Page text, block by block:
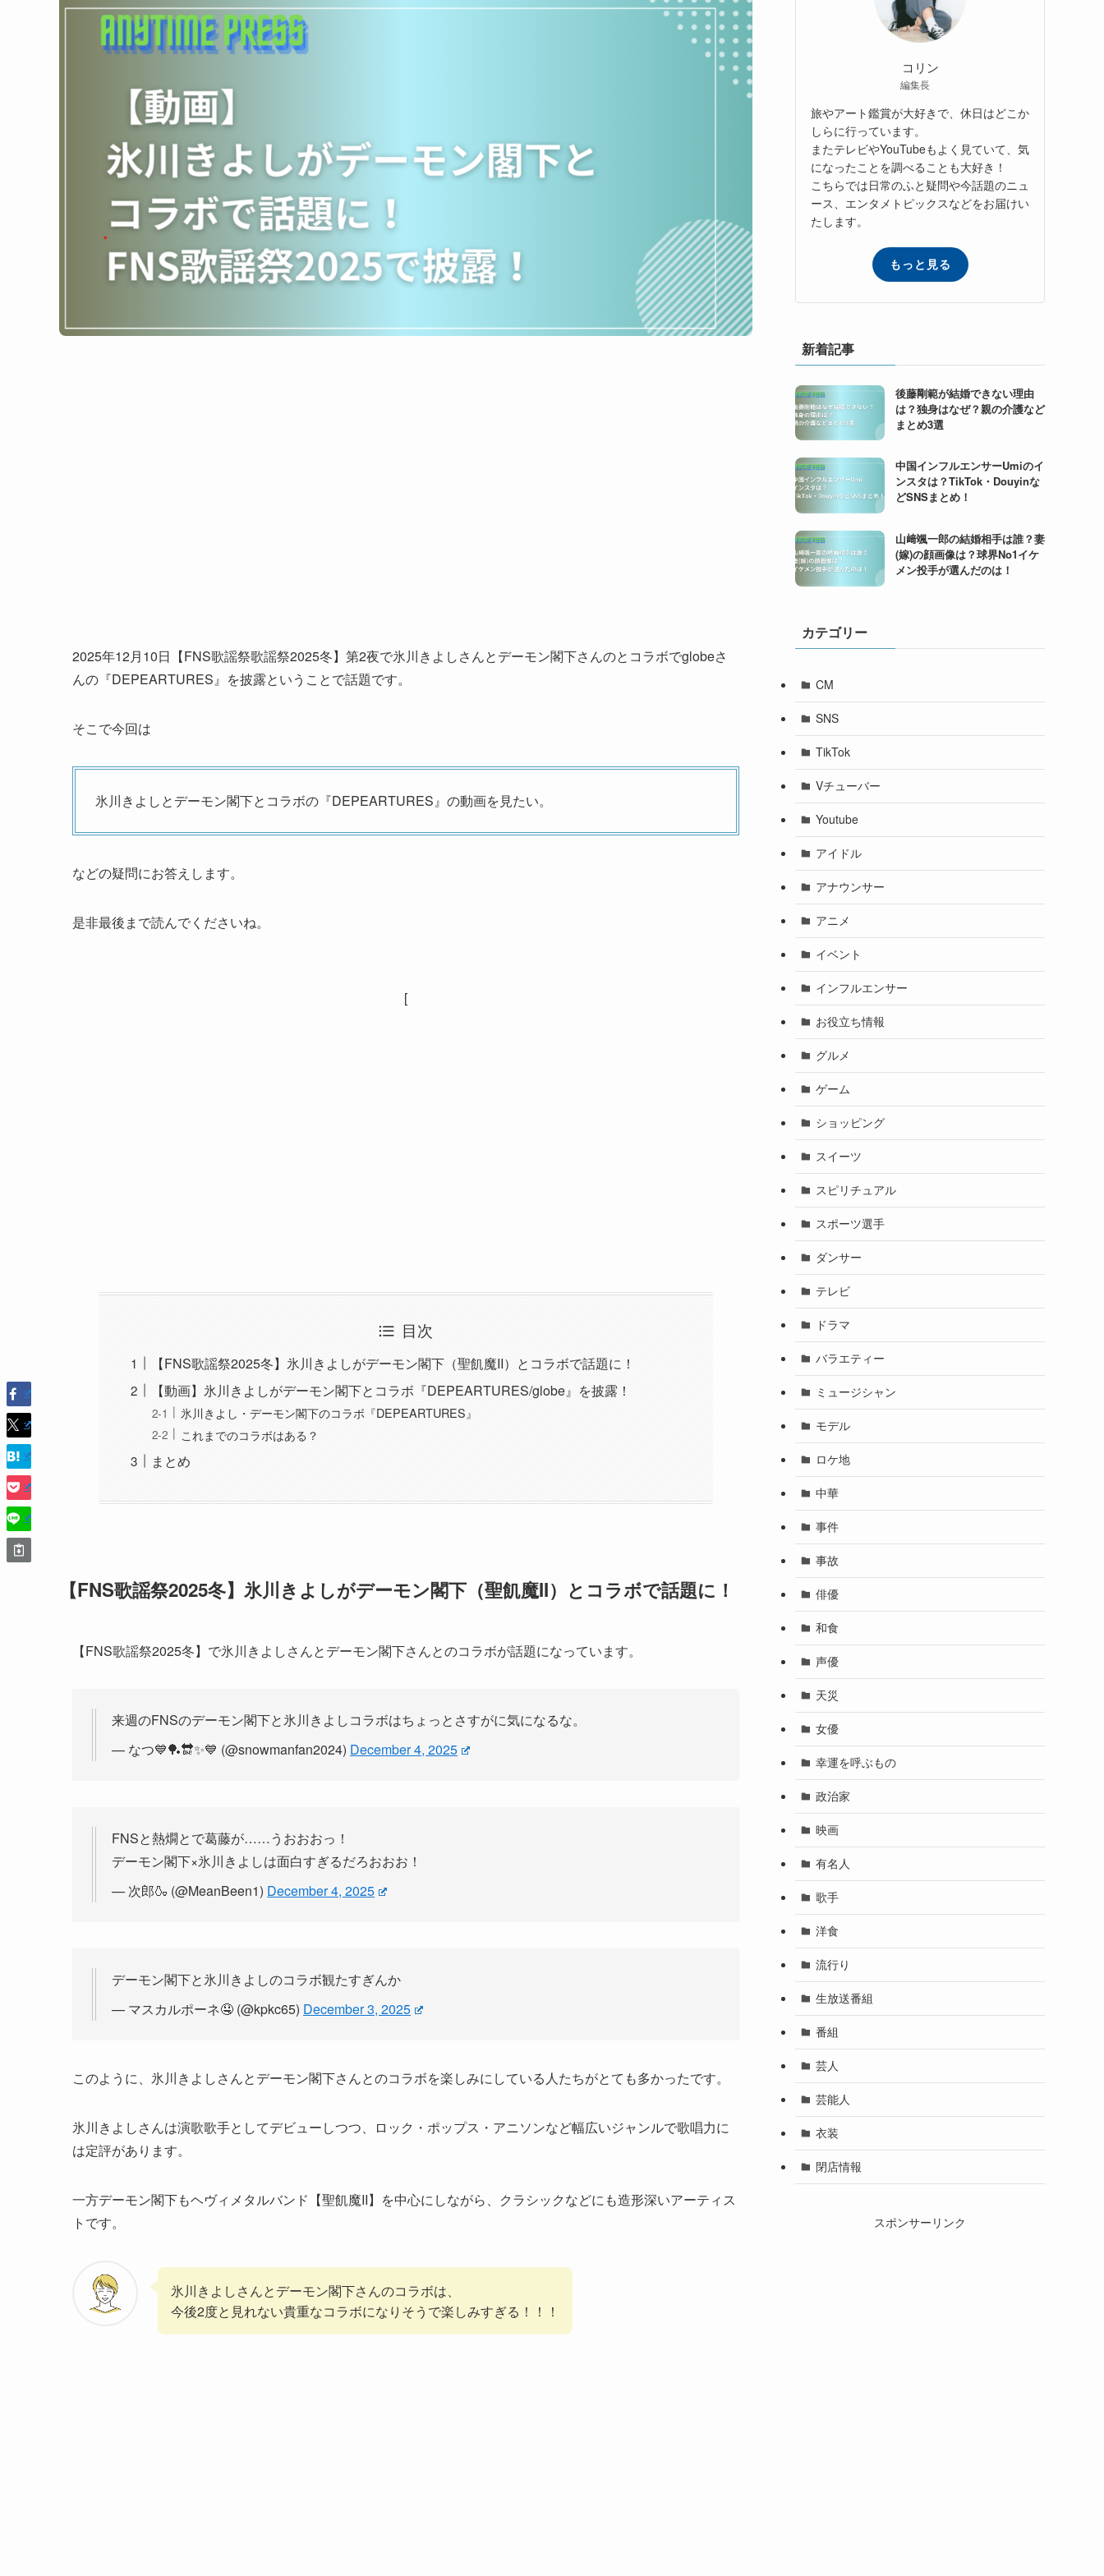
2025年12月10日【FNS歌謡祭歌謡祭2025冬】第2夜で氷川きよしさんとデーモン閣下さんのとコラボでglobeさ
んの『DEPEARTURES』を披露ということで話題です。
そこで今回は
氷川きよしとデーモン閣下とコラボの『DEPEARTURES』の動画を見たい。
などの疑問にお答えします。
是非最後まで読んでくださいね。
[
目次
【FNS歌謡祭2025冬】氷川きよしがデーモン閣下（聖飢魔II）とコラボで話題に！
【動画】氷川きよしがデーモン閣下とコラボ『DEPEARTURES/globe』を披露！
氷川きよし・デーモン閣下のコラボ『DEPEARTURES』
これまでのコラボはある？
まとめ
【FNS歌謡祭2025冬】氷川きよしがデーモン閣下（聖飢魔II）とコラボで話題に！
【FNS歌謡祭2025冬】で氷川きよしさんとデーモン閣下さんとのコラボが話題になっています。
来週のFNSのデーモン閣下と氷川きよしコラボはちょっとさすがに気になるな。
— なつ💙🏓🔛✨💙 (@snowmanfan2024) December 4, 2025
FNSと熱燗とで葛藤が……うおおおっ！
デーモン閣下×氷川きよしは面白すぎるだろおおお！
— 次郎🍶 (@MeanBeen1) December 4, 2025
デーモン閣下と氷川きよしのコラボ観たすぎんか
— マスカルポーネ🤤 (@kpkc65) December 3, 2025
このように、氷川きよしさんとデーモン閣下さんとのコラボを楽しみにしている人たちがとても多かったです。
氷川きよしさんは演歌歌手としてデビューしつつ、ロック・ポップス・アニソンなど幅広いジャンルで歌唱力に
は定評があります。
一方デーモン閣下もヘヴィメタルバンド【聖飢魔II】を中心にしながら、クラシックなどにも造形深いアーティス
トです。
氷川きよしさんとデーモン閣下さんのコラボは、
今後2度と見れない貴重なコラボになりそうで楽しみすぎる！！！
コリン
編集長
旅やアート鑑賞が大好きで、休日はどこか
しらに行っています。
またテレビやYouTubeもよく見ていて、気
になったことを調べることも大好き！
こちらでは日常のふと疑問や今話題のニュ
ース、エンタメトピックスなどをお届けい
たします。
もっと見る
新着記事
後藤剛範が結婚できない理由
は？独身はなぜ？親の介護など
まとめ3選
中国インフルエンサーUmiのイ
ンスタは？TikTok・Douyinな
どSNSまとめ！
山﨑颯一郎の結婚相手は誰？妻
(嫁)の顔画像は？球界No1イケ
メン投手が選んだのは！
カテゴリー
CM
SNS
TikTok
Vチューバー
Youtube
アイドル
アナウンサー
アニメ
イベント
インフルエンサー
お役立ち情報
グルメ
ゲーム
ショッピング
スイーツ
スピリチュアル
スポーツ選手
ダンサー
テレビ
ドラマ
バラエティー
ミュージシャン
モデル
ロケ地
中華
事件
事故
俳優
和食
声優
天災
女優
幸運を呼ぶもの
政治家
映画
有名人
歌手
洋食
流行り
生放送番組
番組
芸人
芸能人
衣装
閉店情報
スポンサーリンク